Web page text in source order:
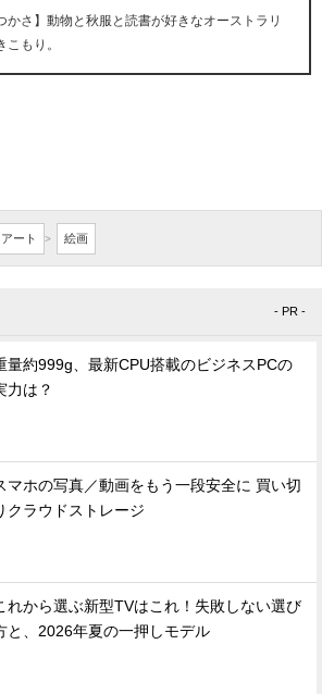
かさ】動物と秋服と読書が好きなオーストラリ
こもり。
ート > 絵画
- PR -
量約999g、最新CPU搭載のビジネスPCの
力は？
マホの写真／動画をもう一段安全に 買い切
クラウドストレージ
れから選ぶ新型TVはこれ！失敗しない選び
と、2026年夏の一押しモデル